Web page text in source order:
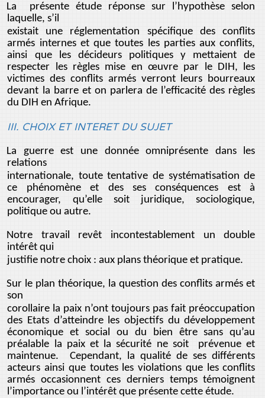
La présente étude réponse sur l’hypothèse selon
laquelle, s’il
existait une réglementation spécifique des conflits
armés internes et que toutes les parties aux conflits,
ainsi que les décideurs politiques y mettaient de
respecter les règles mise en œuvre par le DIH, les
victimes des conflits armés verront leurs bourreaux
devant la barre et on parlera de l’efficacité des règles
du DIH en Afrique.
III. CHOIX ET INTERET DU SUJET
La guerre est une donnée omniprésente dans les
relations
internationale, toute tentative de systématisation de
ce phénomène et des ses conséquences est à
encourager, qu’elle soit juridique, sociologique,
politique ou autre.
Notre travail revêt incontestablement un double
intérêt qui
justifie notre choix : aux plans théorique et pratique.
Sur le plan théorique, la question des conflits armés et
son
corollaire la paix n’ont toujours pas fait préoccupation
des Etats d’atteindre les objectifs du développement
économique et social ou du bien être sans qu’au
préalable la paix et la sécurité ne soit prévenue et
maintenue. Cependant, la qualité de ses différents
acteurs ainsi que toutes les violations que les conflits
armés occasionnent ces derniers temps témoignent
l’importance ou l’intérêt que présente cette étude.